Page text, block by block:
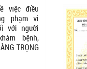
việc điều
phạm vi
với người
bệnh,
TRỌNG